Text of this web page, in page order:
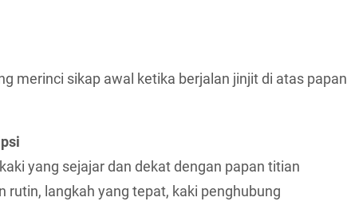
merinci sikap awal ketika berjalan jinjit di atas papan
yang sejajar dan dekat dengan papan titian
rutin, langkah yang tepat, kaki penghubung